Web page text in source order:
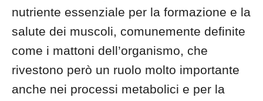
nutriente essenziale per la formazione e la
salute dei muscoli, comunemente definite
come i mattoni dell’organismo, che
rivestono però un ruolo molto importante
anche nei processi metabolici e per la